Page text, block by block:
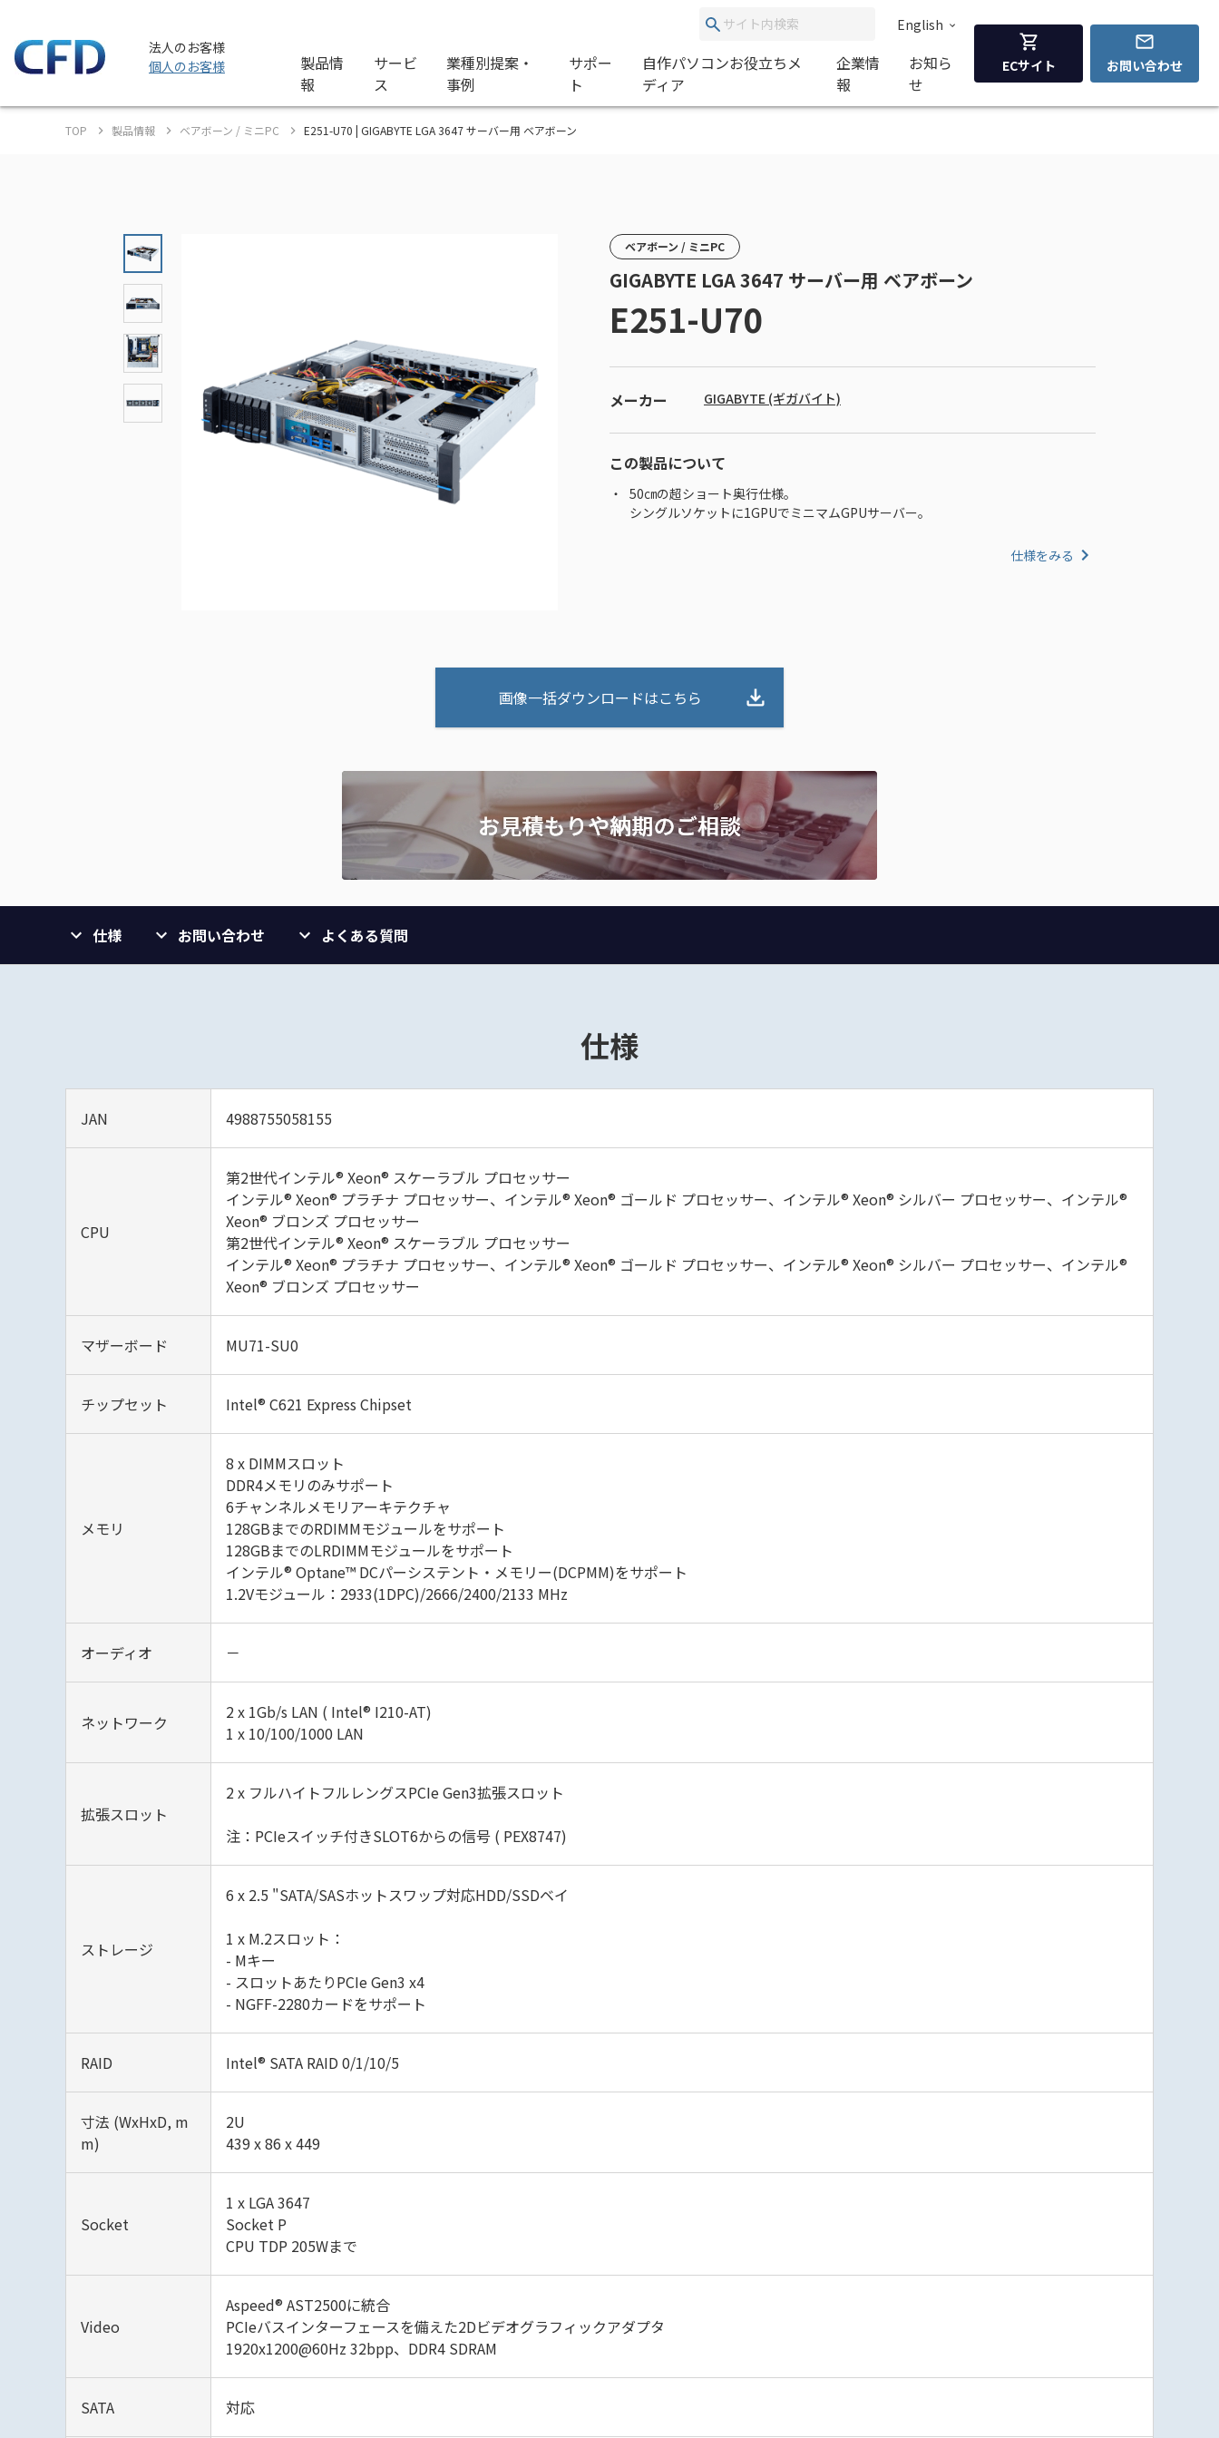
法人のお客様
個人のお客様
English
製品情
報
サービ
ス
業種別提案・
事例
サポー
ト
自作パソコンお役立ちメ
ディア
企業情
報
お知ら
せ
ECサイト お問い合わせ
TOP 製品情報 ベアボーン / ミニPC E251-U70 | GIGABYTE LGA 3647 サーバー用 ベアボーン
ベアボーン / ミニPC
GIGABYTE LGA 3647 サーバー用 ベアボーン
E251-U70
メーカー GIGABYTE (ギガバイト)
この製品について
50㎝の超ショート奥行仕様。
シングルソケットに1GPUでミニマムGPUサーバー。
仕様をみる
画像一括ダウンロードはこちら
仕様 お問い合わせ よくある質問
仕様
JAN 4988755058155
CPU
第2世代インテル® Xeon® スケーラブル プロセッサー
インテル® Xeon® プラチナ プロセッサー、インテル® Xeon® ゴールド プロセッサー、インテル® Xeon® シルバー プロセッサー、インテル®
Xeon® ブロンズ プロセッサー
第2世代インテル® Xeon® スケーラブル プロセッサー
インテル® Xeon® プラチナ プロセッサー、インテル® Xeon® ゴールド プロセッサー、インテル® Xeon® シルバー プロセッサー、インテル®
Xeon® ブロンズ プロセッサー
マザーボード MU71-SU0
チップセット Intel® C621 Express Chipset
メモリ
8 x DIMMスロット
DDR4メモリのみサポート
6チャンネルメモリアーキテクチャ
128GBまでのRDIMMモジュールをサポート
128GBまでのLRDIMMモジュールをサポート
インテル® Optane™ DCパーシステント・メモリー(DCPMM)をサポート
1.2Vモジュール：2933(1DPC)/2666/2400/2133 MHz
オーディオ －
ネットワーク
2‎ x 1Gb/s LAN ( Intel® I210-AT)
1 x 10/100/1000 LAN
拡張スロット
2 x フルハイトフルレングスPCIe Gen3拡張スロット
注：PCIeスイッチ付きSLOT6からの信号 ( PEX8747)
ストレージ
6 x 2.5 "SATA/SASホットスワップ対応HDD/SSDベイ
1 x M.2スロット：
- Mキー
- スロットあたりPCIe Gen3 x4
- NGFF-2280カードをサポート
RAID Intel® SATA RAID 0/1/10/5
寸法 (WxHxD, m
m)
2‎U
439 x 86 x 449
Socket
1 x LGA 3647
Socket P
CPU TDP 205Wまで
Video
Aspeed® AST2500に統合
PCIeバスインターフェースを備えた2Dビデオグラフィックアダプタ
1920x1200@60Hz 32bpp、DDR4 SDRAM
SATA 対応